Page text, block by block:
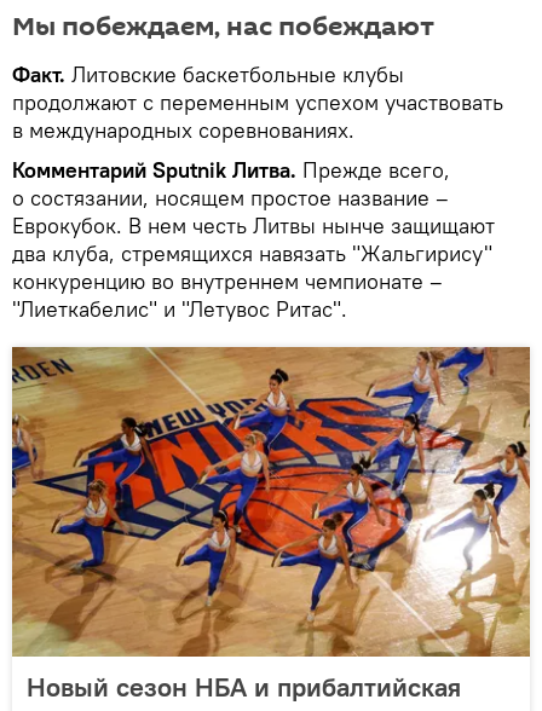
Мы побеждаем, нас побеждают
Факт. Литовские баскетбольные клубы
продолжают с переменным успехом участвовать
в международных соревнованиях.
Комментарий Sputnik Литва. Прежде всего,
о состязании, носящем простое название –
Еврокубок. В нем честь Литвы нынче защищают
два клуба, стремящихся навязать "Жальгирису"
конкуренцию во внутреннем чемпионате –
"Лиеткабелис" и "Летувос Ритас".
Новый сезон НБА и прибалтийская